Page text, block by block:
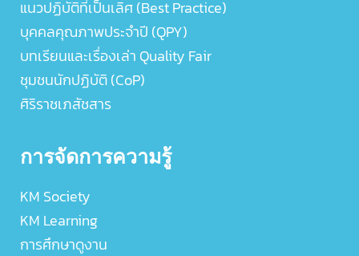
แนวปฏิบัติที่เป็นเลิศ (Best Practice)
บุคคลคุณภาพประจำปี (QPY)
บทเรียนและเรื่องเล่า Quality Fair
ชุมชนนักปฏิบัติ (CoP)
ศิริราชเภสัชสาร
การจัดการความรู้
KM Society
KM Learning
การศึกษาดูงาน